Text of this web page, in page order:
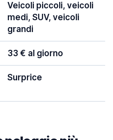
Veicoli piccoli, veicoli
medi, SUV, veicoli
grandi
33 € al giorno
Surprice